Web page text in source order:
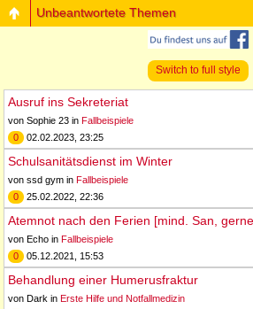
Unbeantwortete Themen
Switch to full style
Ausruf ins Sekreteriat
von Sophie 23 in Fallbeispiele
0
02.02.2023, 23:25
Schulsanitätsdienst im Winter
von ssd gym in Fallbeispiele
0
25.02.2022, 22:36
Atemnot nach den Ferien [mind. San,
von Echo in Fallbeispiele
0
05.12.2021, 15:53
Behandlung einer Humerusfraktur
von Dark in Erste Hilfe und Notfallmedizin